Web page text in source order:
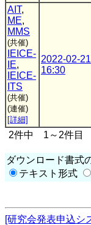
AIT,
ME,
MMS
(共催)
IEICE-
IE,
IEICE-
ITS
(共催)
(連催)
[詳細]
2022-02-21
16:30
2件中 1～2件目
ダウンロード書式
テキスト形式
[研究会発表申込シ